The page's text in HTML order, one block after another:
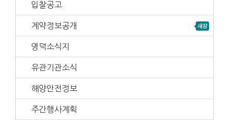
입찰공고
계약정보공개
영덕소식지
유관기관소식
해양안전정보
주간행사계획